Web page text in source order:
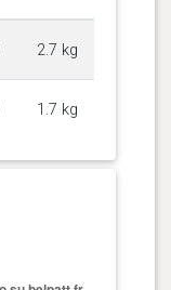
2.7 kg
1.7 kg